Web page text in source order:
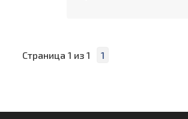
Страница 1 из 1 1